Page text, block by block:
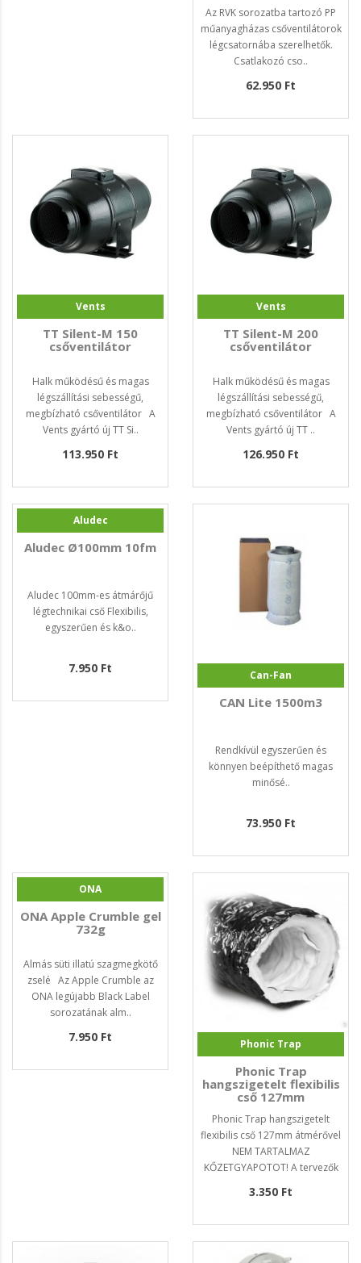
Az RVK sorozatba tartozó PP
műanyagházas csőventilátorok
légcsatornába szerelhetők.
Csatlakozó cso..
62.950 Ft
Vents
TT Silent-M 150
csőventilátor
Halk működésű és magas
légszállítási sebességű,
megbízható csőventilátor A
Vents gyártó új TT Si..
113.950 Ft
Vents
TT Silent-M 200
csőventilátor
Halk működésű és magas
légszállítási sebességű,
megbízható csőventilátor A
Vents gyártó új TT ..
126.950 Ft
Aludec
Aludec Ø100mm 10fm
Aludec 100mm-es átmárőjű
légtechnikai cső Flexibilis,
egyszerűen és k&o..
7.950 Ft Can-Fan
CAN Lite 1500m3
Rendkívül egyszerűen és
könnyen beépíthető magas
minősé..
73.950 Ft
ONA
ONA Apple Crumble gel
732g
Almás süti illatú szagmegkötő
zselé Az Apple Crumble az
ONA legújabb Black Label
sorozatának alm..
7.950 Ft Phonic Trap
Phonic Trap
hangszigetelt flexibilis
cső 127mm
Phonic Trap hangszigetelt
flexibilis cső 127mm átmérővel
NEM TARTALMAZ
KŐZETGYAPOTOT! A tervezők
3.350 Ft